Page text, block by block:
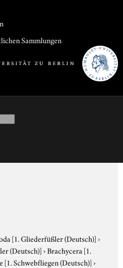
Sammlungen
[1. Gliederfüßler (Deutsch)]›
(Deutsch)]›Brachycera [1.
[1. Schwebfliegen (Deutsch)]›